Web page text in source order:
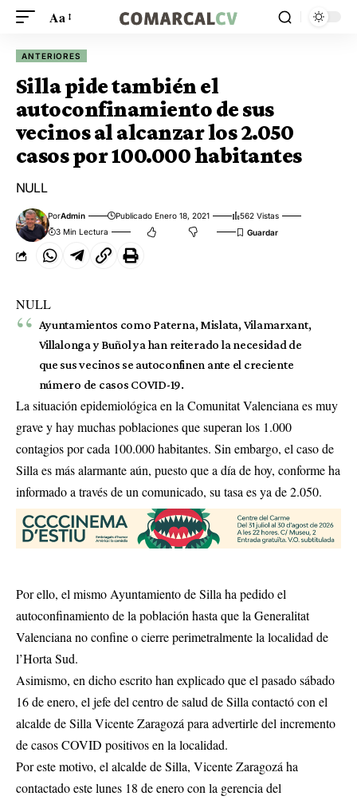
Aa
ANTERIORES
Silla pide también el
autoconfinamiento de sus
vecinos al alcanzar los 2.050
casos por 100.000 habitantes
NULL
PorAdmin Publicado Enero 18, 2021
562 Vistas
3 Min Lectura
NULL
Ayuntamientos como Paterna, Mislata, Vilamarxant,
Villalonga y Buñol ya han reiterado la necesidad de
que sus vecinos se autoconfinen ante el creciente
número de casos COVID-19.
La situación epidemiológica en la Comunitat Valenciana es muy
grave y hay muchas poblaciones que superan los 1.000
contagios por cada 100.000 habitantes. Sin embargo, el caso de
Silla es más alarmante aún, puesto que a día de hoy, conforme ha
informado a través de un comunicado, su tasa es ya de 2.050.
Por ello, el mismo Ayuntamiento de Silla ha pedido el
autoconfinamiento de la población hasta que la Generalitat
Valenciana no confine o cierre perimetralmente la localidad de
l’Horta Sud.
Asimismo, en dicho escrito han explicado que el pasado sábado
16 de enero, el jefe del centro de salud de Silla contactó con el
alcalde de Silla Vicente Zaragozá para advertirle del incremento
de casos COVID positivos en la localidad.
Por este motivo, el alcalde de Silla, Vicente Zaragozá ha
contactado este lunes 18 de enero con la gerencia del